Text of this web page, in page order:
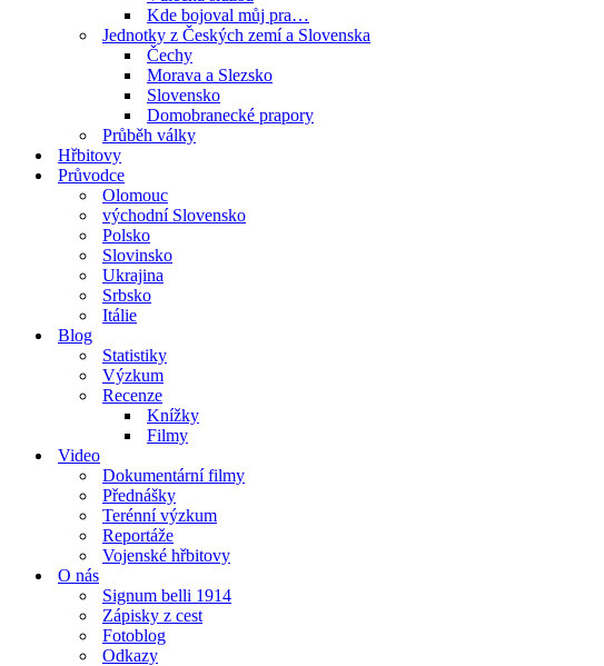
Kde bojoval můj pra…
Jednotky z Českých zemí a Slovenska
Čechy
Morava a Slezsko
Slovensko
Domobranecké prapory
Průběh války
Hřbitovy
Průvodce
Olomouc
východní Slovensko
Polsko
Slovinsko
Ukrajina
Srbsko
Itálie
Blog
Statistiky
Výzkum
Recenze
Knížky
Filmy
Video
Dokumentární filmy
Přednášky
Terénní výzkum
Reportáže
Vojenské hřbitovy
O nás
Signum belli 1914
Zápisky z cest
Fotoblog
Odkazy